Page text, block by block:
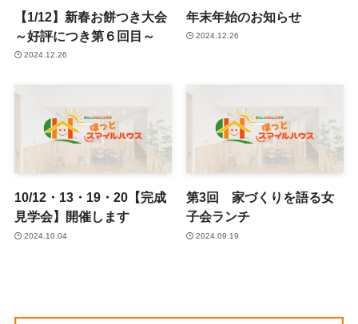
【1/12】新春お餅つき大会
～好評につき第６回目～
2024.12.26
年末年始のお知らせ
2024.12.26
10/12・13・19・20【完成
見学会】開催します
2024.10.04
第3回 家づくりを語る女
子会ランチ
2024.09.19